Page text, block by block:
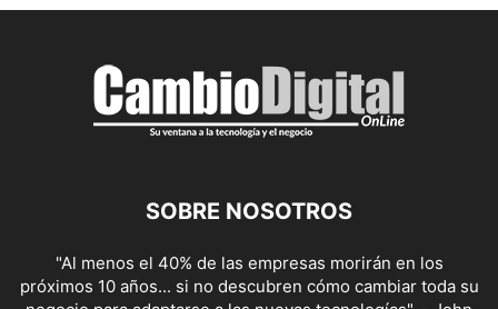
SOBRE NOSOTROS
"Al menos el 40% de las empresas morirán en los
próximos 10 años... si no descubren cómo cambiar toda su